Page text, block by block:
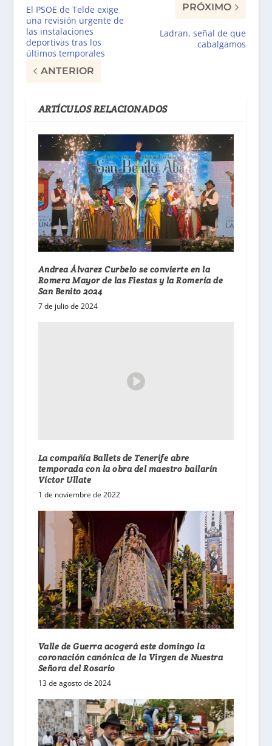
El PSOE de Telde exige
una revisión urgente de
las instalaciones
deportivas tras los
últimos temporales
ANTERIOR
PRÓXIMO
Ladran, señal de que
cabalgamos
ARTÍCULOS RELACIONADOS
Andrea Álvarez Curbelo se convierte en la
Romera Mayor de las Fiestas y la Romería de
San Benito 2024
7 de julio de 2024
La compañía Ballets de Tenerife abre
temporada con la obra del maestro bailarín
Víctor Ullate
1 de noviembre de 2022
Valle de Guerra acogerá este domingo la
coronación canónica de la Virgen de Nuestra
Señora del Rosario
13 de agosto de 2024